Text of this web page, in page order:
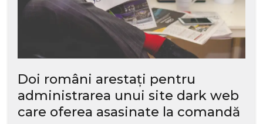
Doi români arestați pentru
administrarea unui site dark web
care oferea asasinate la comandă